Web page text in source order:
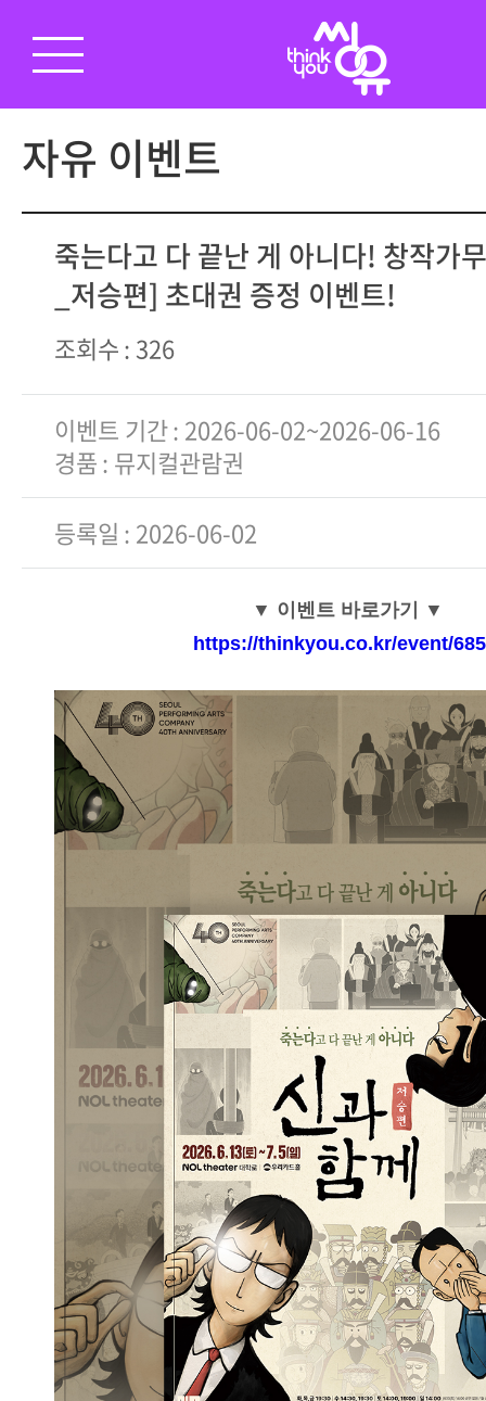
자유 이벤트
죽는다고 다 끝난 게 아니다! 창작가
_저승편] 초대권 증정 이벤트!
조회수 326
이벤트 기간 2026-06-02~2026-06-16
경품 뮤지컬관람권
등록일 2026-06-02
▼ 이벤트 바로가기 ▼
https://thinkyou.co.kr/event/